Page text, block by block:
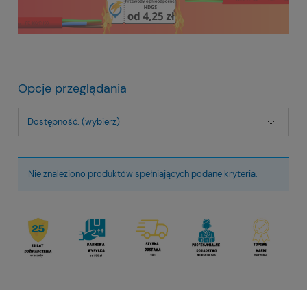
Opcje przeglądania
Dostępność: (wybierz)
Nie znaleziono produktów spełniających podane kryteria.